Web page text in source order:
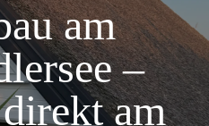
am
–
am